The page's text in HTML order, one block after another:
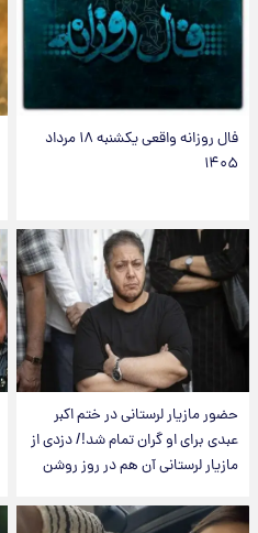
فال روزانه واقعی یکشنبه ۱۸ مرداد
۱۴۰۵
حضور مازیار لرستانی در ختم اکبر
عبدی برای او گران تمام شد!/ دزدی از
مازیار لرستانی آن هم در روز روشن